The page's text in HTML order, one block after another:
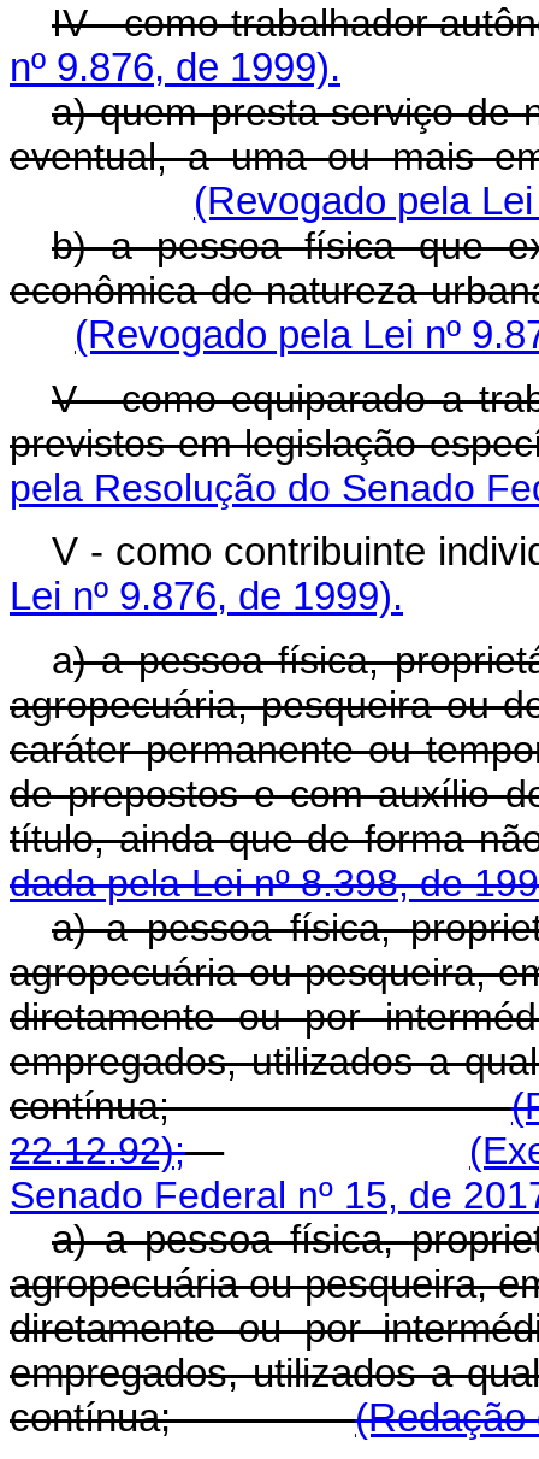
IV - como trabalhador
nº 9.876, de 1999).
a) quem presta serviço de
eventual, a uma ou mais
(Revogado pela
b) a pessoa física que
econômica de natureza
(Revogado pela Lei nº
V - como equiparado a
previstos em legislação
pela Resolução do Senado
V - como
Lei nº 9.876, de 1999).
a) a pessoa física,
agropecuária, pesqueira ou
caráter permanente ou
de prepostos e com auxílio
título, ainda que de
dada pela Lei nº 8.398, de
a) a pessoa física,
agropecuária ou pesqueira,
diretamente ou por
empregados, utilizados a
contínua;
22.12.92);
Senado Federal nº 15, de
a) a pessoa física,
agropecuária ou pesqueira,
diretamente ou por
empregados, utilizados a
contínua;(Redação